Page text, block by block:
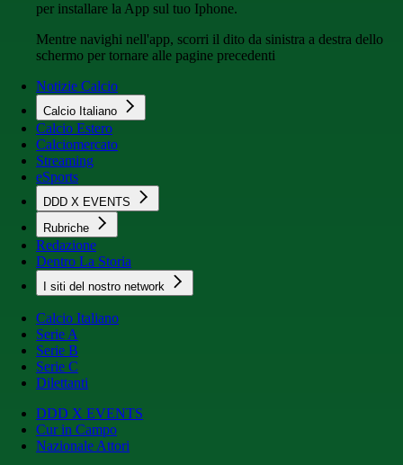
per installare la App sul tuo Iphone.
Mentre navighi nell'app, scorri il dito da sinistra a destra dello
schermo per tornare alle pagine precedenti
Notizie Calcio
Calcio Italiano
Calcio Estero
Calciomercato
Streaming
eSports
DDD X EVENTS
Rubriche
Redazione
Dentro La Storia
I siti del nostro network
Calcio Italiano
Serie A
Serie B
Serie C
Dilettanti
DDD X EVENTS
Cur in Campo
Nazionale Attori